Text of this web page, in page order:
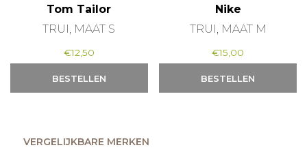
Tom Tailor
TRUI, MAAT S
€12,50
BESTELLEN
Nike
TRUI, MAAT M
€15,00
BESTELLEN
VERGELIJKBARE MERKEN